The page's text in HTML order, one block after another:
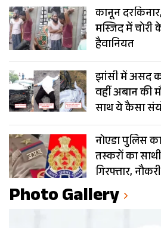
कानून
मस्जिद में
हैवानियत
झांसी में असद
वहीं अबान की
साथ ये कैसा
नोएडा पुलिस
तस्करों का
गिरफ्तार,
Photo Gallery